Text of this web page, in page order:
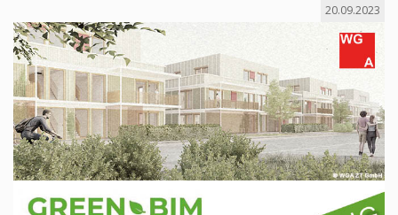
20.09.2023